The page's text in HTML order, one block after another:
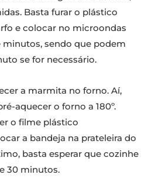
Basta furar o plástico
e colocar no microondas
minutos, sendo que podem
se for necessário.
a marmita no forno. Aí,
aquecer o forno a 180º.
o filme plástico
a bandeja na prateleira do
basta esperar que cozinhe
30 minutos.